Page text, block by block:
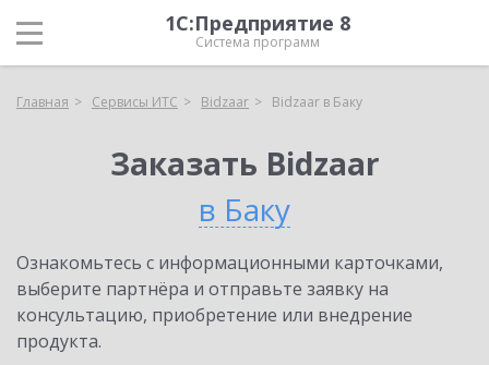
1С:Предприятие 8
Система программ
Главная Сервисы ИТС Bidzaar Bidzaar в Баку
Заказать Bidzaar
в Баку
Ознакомьтесь с информационными карточками,
выберите партнёра и отправьте заявку на
консультацию, приобретение или внедрение
продукта.